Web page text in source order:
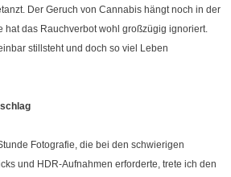
Der Geruch von Cannabis hängt noch in der
hat das Rauchverbot wohl großzügig ignoriert.
stillsteht und doch so viel Leben
Fotografie, die bei den schwierigen
und HDR-Aufnahmen erforderte, trete ich den